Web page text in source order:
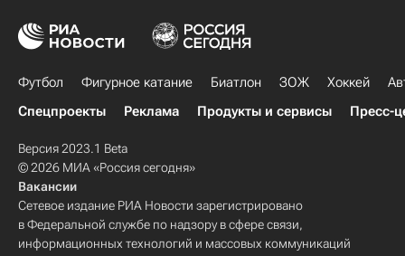
Футбол Фигурное катание Биатлон ЗОЖ Хоккей
Спецпроекты
Реклама Продукты и сервисы Пресс-
Версия 2023.1 Beta
© 2026 МИА «Россия сегодня»
Вакансии
Сетевое издание РИА Новости зарегистрировано
в Федеральной службе по надзору в сфере связи,
информационных технологий и массовых коммуникаций